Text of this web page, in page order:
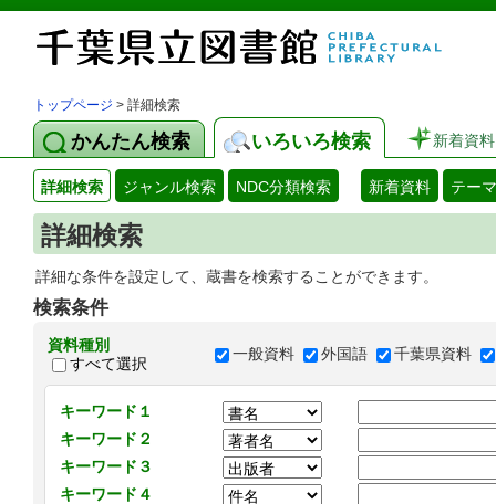
トップページ > 詳細検索
かんたん検索 いろいろ検索 新着資料
詳細検索 ジャンル検索 NDC分類検索 新着資料 テー
詳細検索
詳細な条件を設定して、蔵書を検索することができます。
検索条件
資料種別
すべて選択
一般資料 外国語 千葉県資料
キーワード１
キーワード２
キーワード３
キーワード４